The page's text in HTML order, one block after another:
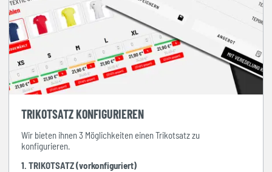
TRIKOTSATZ KONFIGURIEREN
Wir bieten ihnen 3 Möglichkeiten einen Trikotsatz zu
konfigurieren.
1. TRIKOTSATZ (vorkonfiguriert)